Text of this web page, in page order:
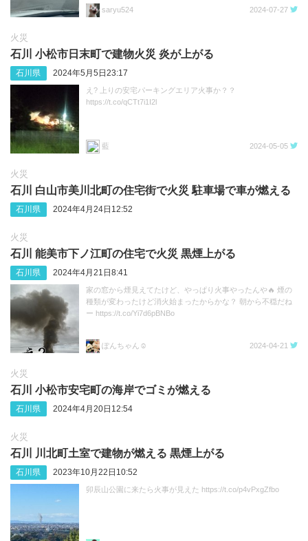
saryu524 2024-07-27
火災
石川 小松市日末町で建物火災 炎が上がる
石川県 2024年5月5日23:17
え? 上りの安宅パーキングエリア火事か？？
https://t.co/qCTt7i1I2l
藍 2024-05-05
火災
石川 白山市美川北町の住宅街で火災 駐車場で車が燃える
石川県 2024年4月24日12:52
火災
石川 能美市下ノ江町の住宅で火災 黒煙上がる
石川県 2024年4月21日8:41
家の窓から煙見えてたけど、やっぱり火事やったんや🔥 煙の
種類が変わったけど消火始まったからかな？ 朝から不穏だね
ー https://t.co/Yi7d6pBNBo
ぽんちゃん☺︎ 2024-04-21
火災
石川 小松市安宅町の海岸でゴミが燃える
石川県 2024年4月20日12:54
火災
石川 川北町土室で建物が燃える 黒煙上がる
石川県 2023年10月22日10:52
卯辰山公園に来たら火事が見えた https://t.co/p4vPxgZfbo